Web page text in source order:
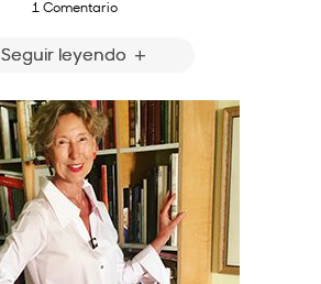
1 Comentario
Seguir leyendo